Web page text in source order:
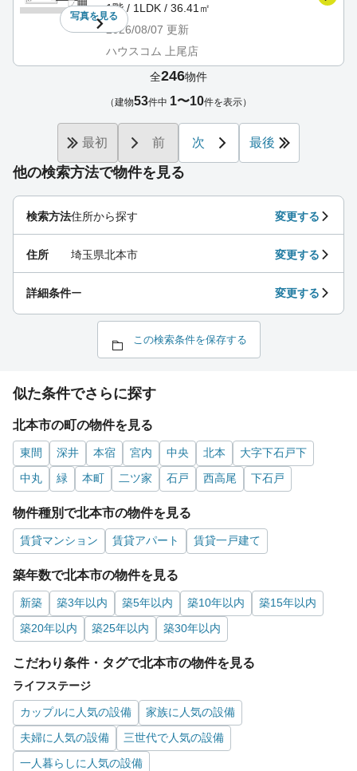
写真を見る
1階 / 1LDK / 36.41㎡
2026/08/07 更新
ハウスコム 上尾店
他の検索方法で物件を見る
検索方法住所から探す 変更する
住所 埼玉県北本市 変更する
詳細条件ー 変更する
この検索条件を保存する
全246物件
（建物53件中 1〜10件を表示）
最初 前 次 最後
似た条件でさらに探す
北本市の町の物件を見る
東間 深井 本宿 宮内 中央 北本
大字下石戸下
中丸
緑 本町 二ツ家 石戸 西高尾 下石戸
物件種別で北本市の物件を見る
賃貸マンション 賃貸アパート 賃貸一戸建て
築年数で北本市の物件を見る
新築 築3年以内 築5年以内 築10年以内
築15年以内
築20年以内
築25年以内 築30年以内
こだわり条件・タグで北本市の物件を見る
ライフステージ
カップルに人気の設備
家族に人気の設備
夫婦に人気の設備
三世代で人気の設備
一人暮らしに人気の設備